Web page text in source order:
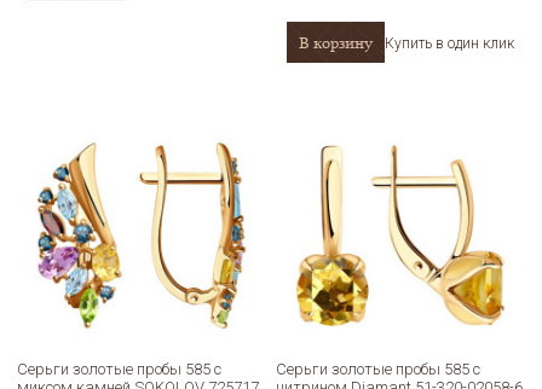
В корзину Купить в один клик
Серьги золотые пробы 585 с
Серьги золотые пробы 585 с